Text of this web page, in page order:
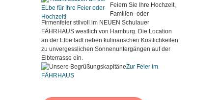
Feiern Sie Ihre Hochzeit,
Familien- oder
Firmenfeier stilvoll im NEUEN Schulauer
FÄHRHAUS westlich von Hamburg. Die Location
an der Elbe lädt neben kulinarischen Köstlichkeiten
zu unvergesslichen Sonnenuntergängen auf der
Elbterrasse ein.
Zur Feier im
FÄHRHAUS